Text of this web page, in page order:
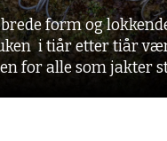
form og
i tiår etter tiår
for alle som jakter